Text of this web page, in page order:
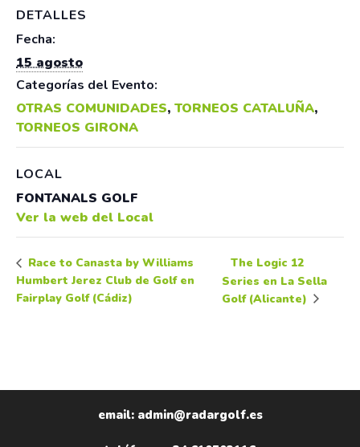
DETALLES
Fecha:
15 agosto
Categorías del Evento:
OTRAS COMUNIDADES, TORNEOS CATALUÑA,
TORNEOS GIRONA
LOCAL
FONTANALS GOLF
Ver la web del Local
Race to Canasta by Williams
Humbert Jerez Club de Golf en
Fairplay Golf (Cádiz)
The Logic 12
Series en La Sella
Golf (Alicante)
email: admin@radargolf.es